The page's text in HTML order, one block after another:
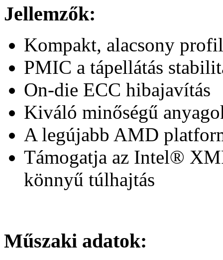
Jellemzők:
Kompakt, alacsony
PMIC a tápellátás
On-die ECC hibajavítás
Kiváló minőségű
A legújabb AMD
Támogatja az Intel®
könnyű túlhajtás
Műszaki adatok: